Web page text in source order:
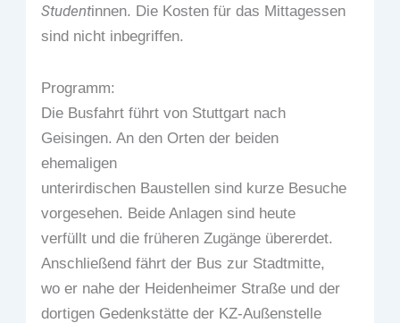
Studentinnen. Die Kosten für das Mittagessen
sind nicht inbegriffen.
Programm:
Die Busfahrt führt von Stuttgart nach
Geisingen. An den Orten der beiden
ehemaligen
unterirdischen Baustellen sind kurze Besuche
vorgesehen. Beide Anlagen sind heute
verfüllt und die früheren Zugänge übererdet.
Anschließend fährt der Bus zur Stadtmitte,
wo er nahe der Heidenheimer Straße und der
dortigen Gedenkstätte der KZ-Außenstelle